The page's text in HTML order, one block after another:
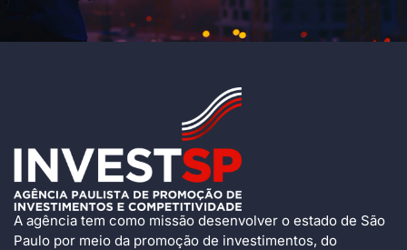
A agência tem como missão desenvolver o estado de São
Paulo por meio da promoção de investimentos, do